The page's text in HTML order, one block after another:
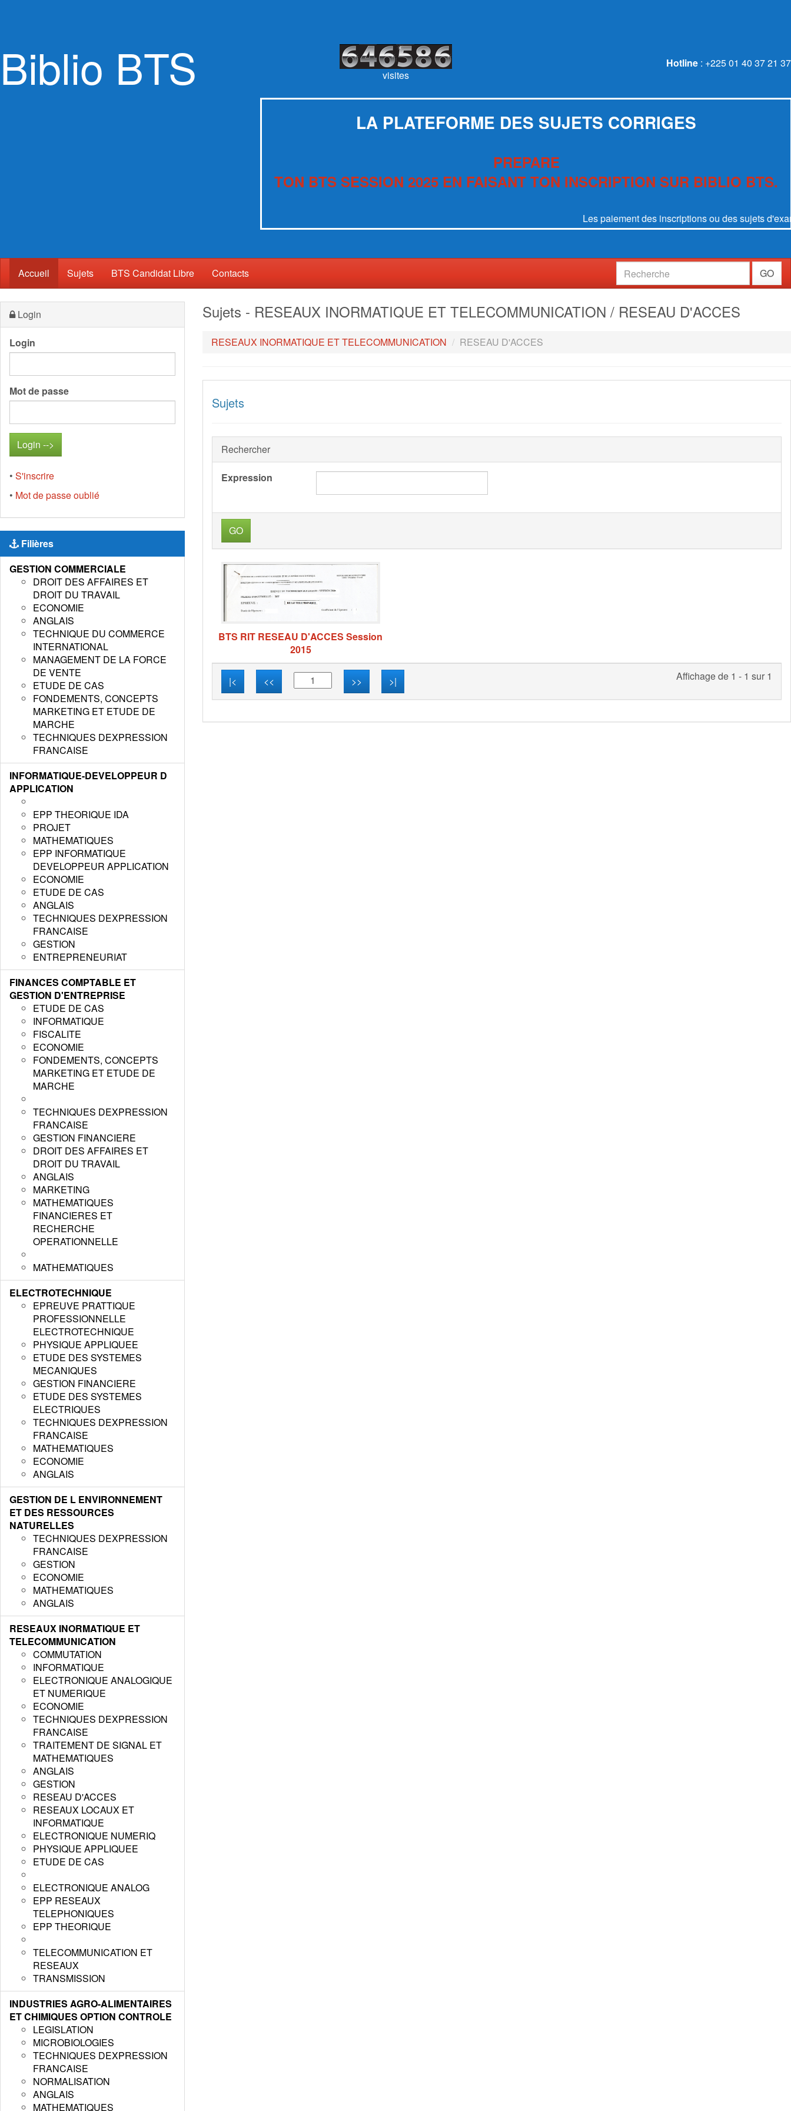
Biblio BTS visites
Hotline : +225 01 40 37 21 37
LA PLATEFORME DES SUJETS CORRIGES
PREPARE
TON BTS SESSION 2025 EN FAISANT TON INSCRIPTION SUR BIBLIO BTS.
Les paiement des inscriptions ou des sujets d'examen se
Accueil (current)
Sujets BTS Candidat Libre Contacts GO
Login
Login
Mot de passe
• S'inscrire
• Mot de passe oublié
Filières
GESTION COMMERCIALE
DROIT DES AFFAIRES ET
DROIT DU TRAVAIL
ECONOMIE
ANGLAIS
TECHNIQUE DU COMMERCE
INTERNATIONAL
MANAGEMENT DE LA FORCE
DE VENTE
ETUDE DE CAS
FONDEMENTS, CONCEPTS
MARKETING ET ETUDE DE
MARCHE
TECHNIQUES DEXPRESSION
FRANCAISE
INFORMATIQUE-DEVELOPPEUR D
APPLICATION
EPP THEORIQUE IDA
PROJET
MATHEMATIQUES
EPP INFORMATIQUE
DEVELOPPEUR APPLICATION
ECONOMIE
ETUDE DE CAS
ANGLAIS
TECHNIQUES DEXPRESSION
FRANCAISE
GESTION
ENTREPRENEURIAT
FINANCES COMPTABLE ET
GESTION D'ENTREPRISE
ETUDE DE CAS
INFORMATIQUE
FISCALITE
ECONOMIE
FONDEMENTS, CONCEPTS
MARKETING ET ETUDE DE
MARCHE
TECHNIQUES DEXPRESSION
FRANCAISE
GESTION FINANCIERE
DROIT DES AFFAIRES ET
DROIT DU TRAVAIL
ANGLAIS
MARKETING
MATHEMATIQUES
FINANCIERES ET
RECHERCHE
OPERATIONNELLE
MATHEMATIQUES
ELECTROTECHNIQUE
EPREUVE PRATTIQUE
PROFESSIONNELLE
ELECTROTECHNIQUE
PHYSIQUE APPLIQUEE
ETUDE DES SYSTEMES
MECANIQUES
GESTION FINANCIERE
ETUDE DES SYSTEMES
ELECTRIQUES
TECHNIQUES DEXPRESSION
FRANCAISE
MATHEMATIQUES
ECONOMIE
ANGLAIS
GESTION DE L ENVIRONNEMENT
ET DES RESSOURCES
NATURELLES
TECHNIQUES DEXPRESSION
FRANCAISE
GESTION
ECONOMIE
MATHEMATIQUES
ANGLAIS
RESEAUX INORMATIQUE ET
TELECOMMUNICATION
COMMUTATION
INFORMATIQUE
ELECTRONIQUE ANALOGIQUE
ET NUMERIQUE
ECONOMIE
TECHNIQUES DEXPRESSION
FRANCAISE
TRAITEMENT DE SIGNAL ET
MATHEMATIQUES
ANGLAIS
GESTION
RESEAU D'ACCES
RESEAUX LOCAUX ET
INFORMATIQUE
ELECTRONIQUE NUMERIQ
PHYSIQUE APPLIQUEE
ETUDE DE CAS
ELECTRONIQUE ANALOG
EPP RESEAUX
TELEPHONIQUES
EPP THEORIQUE
TELECOMMUNICATION ET
RESEAUX
TRANSMISSION
INDUSTRIES AGRO-ALIMENTAIRES
ET CHIMIQUES OPTION CONTROLE
LEGISLATION
MICROBIOLOGIES
TECHNIQUES DEXPRESSION
FRANCAISE
NORMALISATION
ANGLAIS
MATHEMATIQUES
Sujets - RESEAUX INORMATIQUE ET TELECOMMUNICATION / RESEAU D'ACCES
RESEAUX INORMATIQUE ET TELECOMMUNICATION RESEAU D'ACCES
Sujets
Rechercher
Expression
GO
BTS RIT RESEAU D'ACCES Session
2015
|< << >> >| Affichage de 1 - 1 sur 1